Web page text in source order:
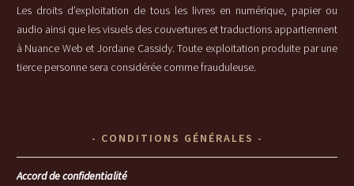
Les droits d’exploitation de tous les livres en numérique, papier ou
audio ainsi que les visuels des couvertures et traductions appartiennent
à Nuance Web et Jordane Cassidy. Toute exploitation produite par une
tierce personne sera considérée comme frauduleuse.
CONDITIONS GÉNÉRALES
Accord de confidentialité